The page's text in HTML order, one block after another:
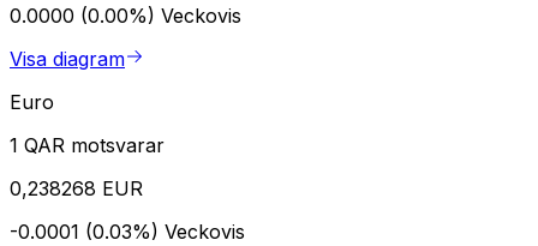
0.0000 (0.00%) Veckovis
Visa diagram
Euro
1 QAR motsvarar
0,238268 EUR
-0.0001 (0.03%) Veckovis